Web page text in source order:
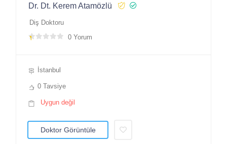
Dr. Dt. Kerem Atamözlü
Diş Doktoru
0 Yorum
İstanbul
0 Tavsiye
Uygun değil
Doktor Görüntüle